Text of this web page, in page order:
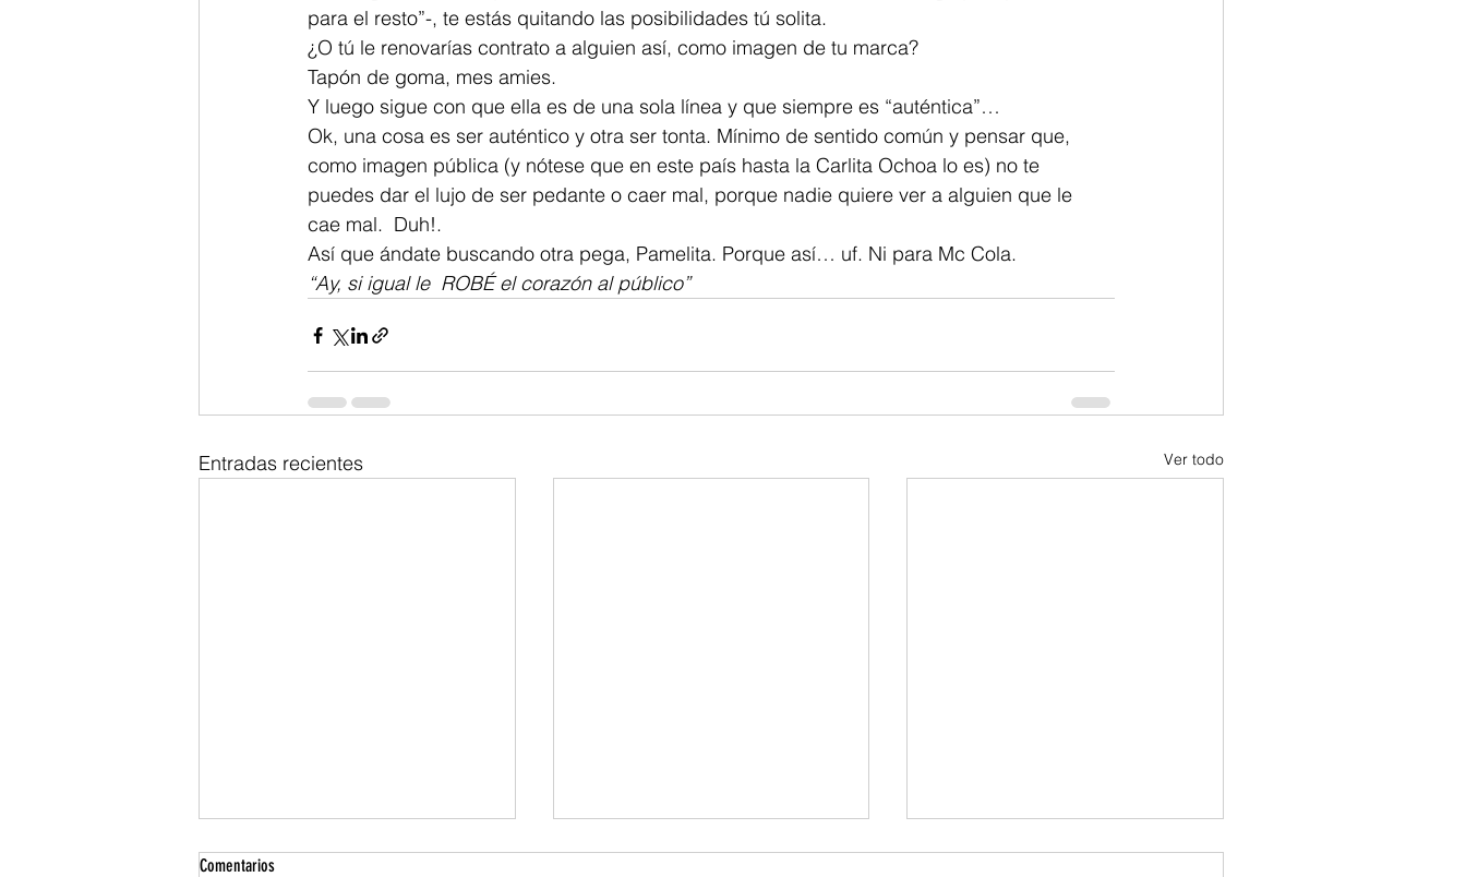
para el resto”-, te estás quitando las posibilidades tú solita.
¿O tú le renovarías contrato a alguien así, como imagen de tu marca?
Tapón de goma, mes amies.
Y luego sigue con que ella es de una sola línea y que siempre es “auténtica”…
Ok, una cosa es ser auténtico y otra ser tonta. Mínimo de sentido común y pensar que,
como imagen pública (y nótese que en este país hasta la Carlita Ochoa lo es) no te
puedes dar el lujo de ser pedante o caer mal, porque nadie quiere ver a alguien que le
cae mal.  Duh!.
Así que ándate buscando otra pega, Pamelita. Porque así… uf. Ni para Mc Cola.
“Ay, si igual le  ROBÉ el corazón al público”
Entradas recientes Ver todo
Comentarios